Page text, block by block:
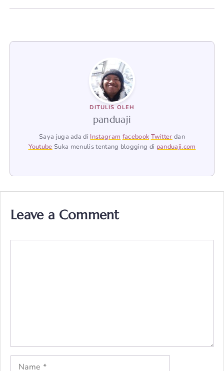
DITULIS OLEH
panduaji
Saya juga ada di Instagram facebook Twitter dan
Youtube Suka menulis tentang blogging di panduaji.com
Leave a Comment
Name